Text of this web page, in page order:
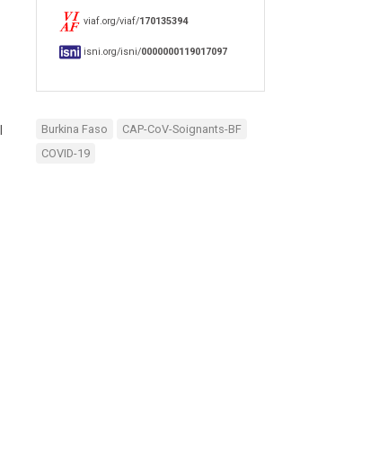
viaf.org/viaf/170135394
isni.org/isni/0000000119017097
Burkina Faso
CAP-CoV-Soignants-BF
COVID-19